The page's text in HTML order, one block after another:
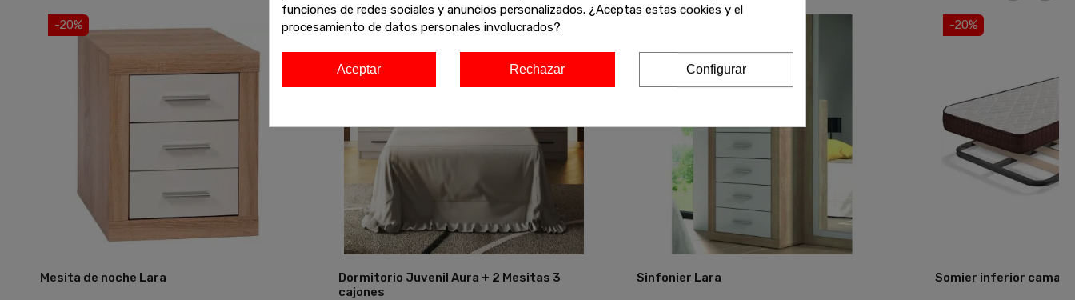
Mesita de noche Lara
-20%
Dormitorio Juvenil Aura + 2 Mesitas 3
cajones
-20%
Sinfonier Lara Somier inferior cama
-20%
funciones de redes sociales y anuncios personalizados. ¿Aceptas estas cookies y el
procesamiento de datos personales involucrados?
Aceptar Rechazar Configurar